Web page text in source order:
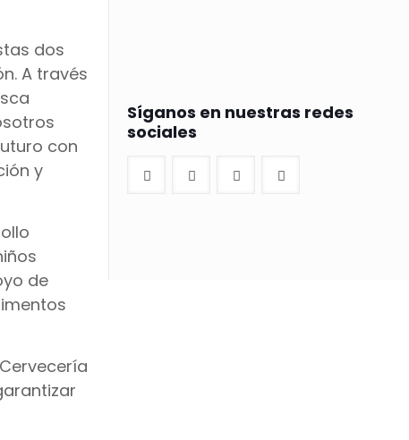
dos
A través
con
y
de
Síganos en nuestras redes
sociales